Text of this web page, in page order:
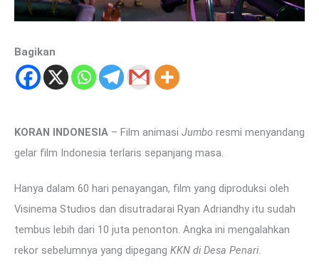
Bagikan
KORAN INDONESIA – Film animasi Jumbo resmi menyandang
gelar film Indonesia terlaris sepanjang masa.
Hanya dalam 60 hari penayangan, film yang diproduksi oleh
Visinema Studios dan disutradarai Ryan Adriandhy itu sudah
tembus lebih dari 10 juta penonton. Angka ini mengalahkan
rekor sebelumnya yang dipegang KKN di Desa Penari.